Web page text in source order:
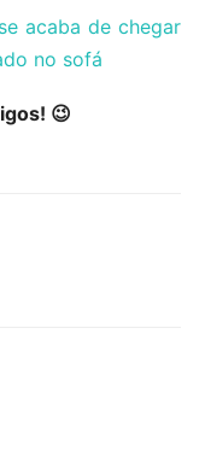
acaba de chegar
no sofá
😉